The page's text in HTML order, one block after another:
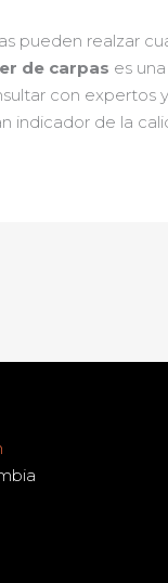
pueden realzar
de carpas es
con expertos
indicador de la